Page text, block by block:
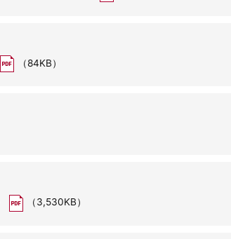
（84KB）
（3,530KB）